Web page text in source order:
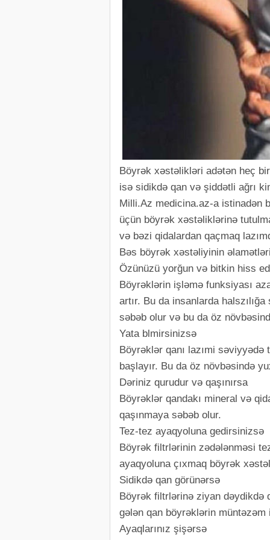
Böyrək xəstəlikləri adətən heç
isə sidikdə qan və şiddətli ağrı
Milli.Az medicina.az-a istinadən
üçün böyrək xəstəliklərinə
və bəzi qidalardan qaçmaq
Bəs böyrək xəstəliyinin
Özünüzü yorğun və bitkin hiss
Böyrəklərin işləmə funksiyası
artır. Bu da insanlarda
səbəb olur və bu da öz
Yata blmirsinizsə
Böyrəklər qanı lazımi
başlayır. Bu da öz növbəsində
Dəriniz qurudur və qaşınırsa
Böyrəklər qandakı mineral və
qaşınmaya səbəb olur.
Tez-tez ayaqyoluna gedirsinizsə
Böyrək filtrlərinin zədələnməsi
ayaqyoluna çıxmaq böyrək
Sidikdə qan görünərsə
Böyrək filtrlərinə ziyan dəydikdə
gələn qan böyrəklərin
Ayaqlarınız şişərsə